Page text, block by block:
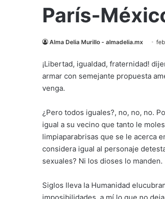
París-
Alma Delia Murillo - almadelia.mx
¡Libertad, igualdad, fraternidad!
armar con semejante propuesta
venga.
¿Pero todos iguales?, no, no, no.
igual a su vecino que tanto le
limpiaparabrisas que se le acerca
considera igual al personaje
sexuales? Ni los dioses lo manden.
Siglos lleva la Humanidad